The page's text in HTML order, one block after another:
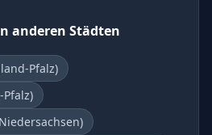
anderen Städten
Pfalz)